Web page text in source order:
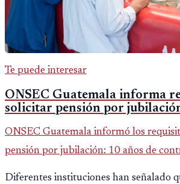
Te puede interesar
ONSEC Guatemala informa
solicitar pensión por
ONSEC Guatemala informó los
pensión por jubilación: 10 años de
Diferentes instituciones han señalado